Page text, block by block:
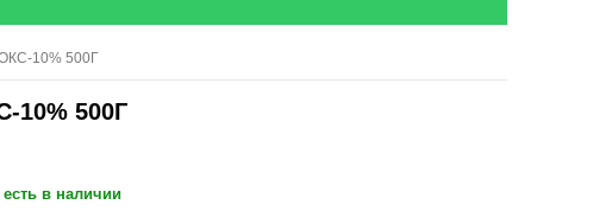
10% 500Г
500Г
в наличии